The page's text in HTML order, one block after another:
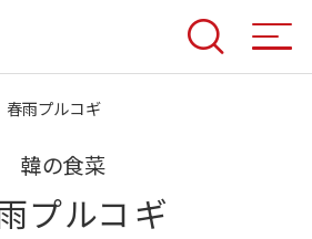
春雨プルコギ
韓の食菜
プルコギ